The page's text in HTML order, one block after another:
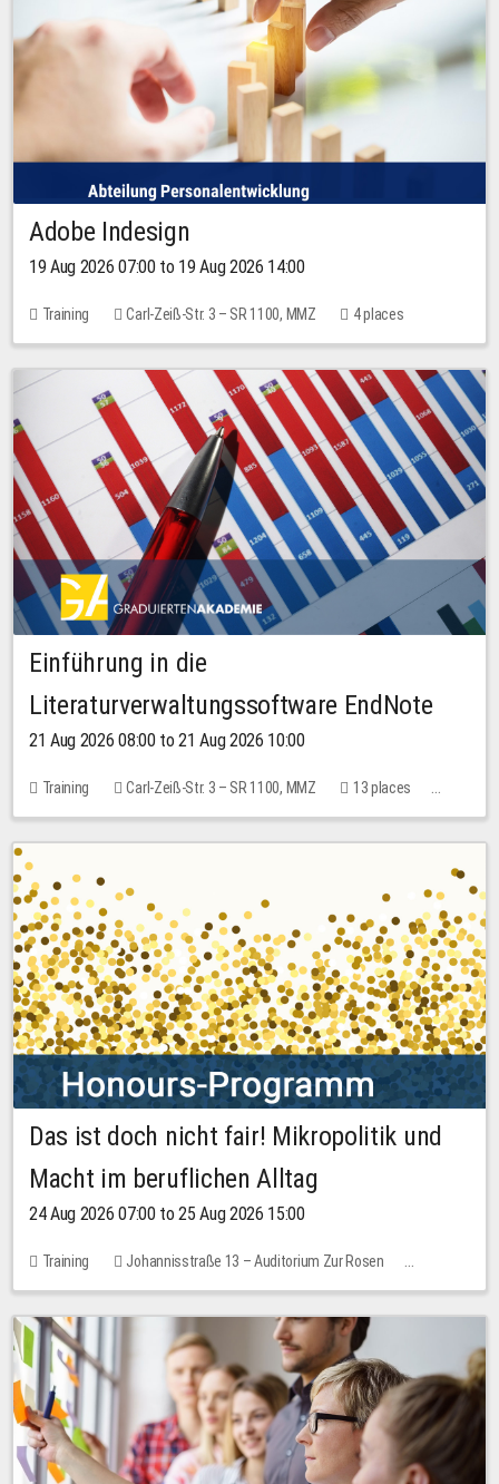
Adobe Indesign
19 Aug 2026 07:00 to 19 Aug 2026 14:00
Training Carl-Zeiß-Str. 3 – SR 1100, MMZ 4 places
Einführung in die
Literaturverwaltungssoftware EndNote
21 Aug 2026 08:00 to 21 Aug 2026 10:00
Training Carl-Zeiß-Str. 3 – SR 1100, MMZ
13 places
10.00 EUR
Das ist doch nicht fair! Mikropolitik und
Macht im beruflichen Alltag
24 Aug 2026 07:00 to 25 Aug 2026 15:00
Training
Johannisstraße 13 – Auditorium Zur Rosen
No free places